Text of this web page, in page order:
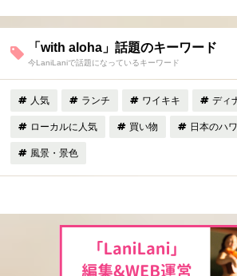
「with aloha」話題のキーワード
今LaniLaniで話題になっているキーワード
人気 ランチ ワイキキ ディ
ローカルに人気 買い物 日本のハ
風景・景色